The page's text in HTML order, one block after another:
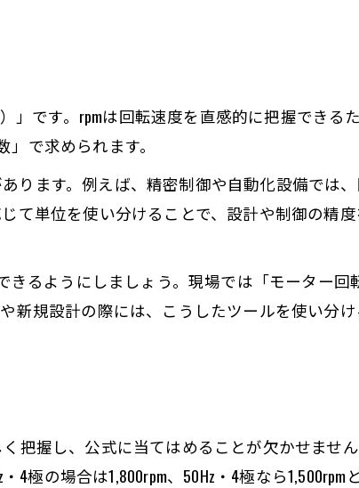
ー回転数計測の具体例
動計算の違いを比較
える影響を解明
特性に及ぼす実際の効果
クの関係を正しく理解
加工条件の最適化方法
度とトルクの目安
です。rpmは回転速度を直感的に把握できる
で求められます。
ります。例えば、精密制御や自動化設備では
て単位を使い分けることで、設計や制御の精
るようにしましょう。現場では「モーター回
新規設計の際には、こうしたツールを使い分
把握し、公式に当てはめることが欠かせませ
極の場合は1,800rpm、50Hz・4極なら1,500rpm